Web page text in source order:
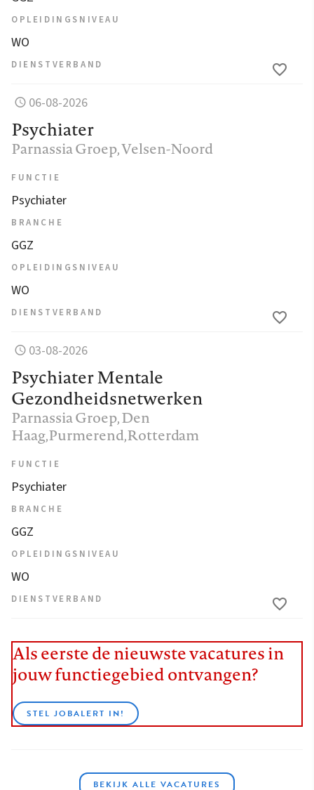
OPLEIDINGSNIVEAU
WO
DIENSTVERBAND
06-08-2026
Psychiater
Parnassia Groep, Velsen-Noord
FUNCTIE
Psychiater
BRANCHE
GGZ
OPLEIDINGSNIVEAU
WO
DIENSTVERBAND
03-08-2026
Psychiater Mentale
Gezondheidsnetwerken
Parnassia Groep, Den
Haag,Purmerend,Rotterdam
FUNCTIE
Psychiater
BRANCHE
GGZ
OPLEIDINGSNIVEAU
WO
DIENSTVERBAND
Als eerste de nieuwste vacatures in
jouw functiegebied ontvangen?
STEL JOBALERT IN!
BEKIJK ALLE VACATURES